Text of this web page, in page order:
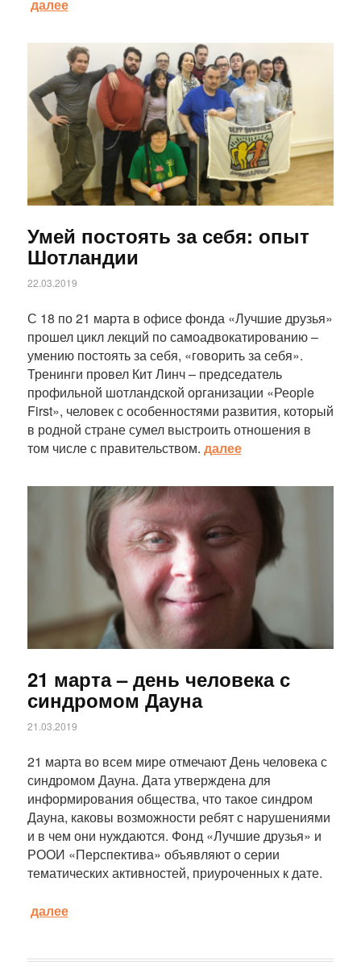
далее
Статья
Умей постоять за себя: опыт
Шотландии
22.03.2019
С 18 по 21 марта в офисе фонда «Лучшие друзья»
прошел цикл лекций по самоадвокатированию –
умению постоять за себя, «говорить за себя».
Тренинги провел Кит Линч – председатель
профильной шотландской организации «Реоple
First», человек с особенностями развития, который
в родной стране сумел выстроить отношения в
том числе с правительством. далее
21 марта – день человека с
синдромом Дауна
21.03.2019
21 марта во всем мире отмечают День человека с
синдромом Дауна. Дата утверждена для
информирования общества, что такое синдром
Дауна, каковы возможности ребят с нарушениями
и в чем они нуждаются. Фонд «Лучшие друзья» и
РООИ «Перспектива» объявляют о серии
тематических активностей, приуроченных к дате.
далее